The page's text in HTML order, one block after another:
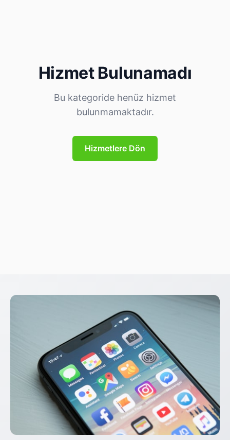
Hizmet Bulunamadı
Bu kategoride henüz hizmet
bulunmamaktadır.
Hizmetlere Dön